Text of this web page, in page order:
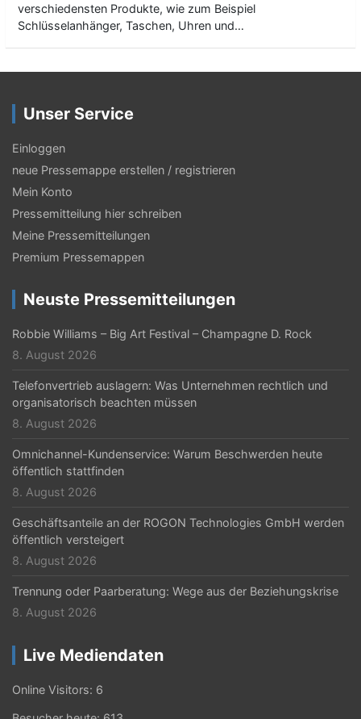
verschiedensten Produkte, wie zum Beispiel
Schlüsselanhänger, Taschen, Uhren und…
Unser Service
Einloggen
neue Pressemappe erstellen / registrieren
Mein Konto
Pressemitteilung hier schreiben
Meine Pressemitteilungen
Premium Pressemappen
Neuste Pressemitteilungen
Robbie Williams – Big Art Festival – Champagne D. Rock
8. August 2026
Telefonvertrieb auslagern: Was Unternehmen rechtlich und
organisatorisch beachten müssen
8. August 2026
Omnichannel-Kundenservice: Warum Beschwerden heute
öffentlich stattfinden
8. August 2026
Geschäftsanteile an der ROGON Technologies GmbH werden
öffentlich versteigert
8. August 2026
Trennung oder Paarberatung: Wege aus der Beziehungskrise
8. August 2026
Live Mediendaten
Online Visitors: 6